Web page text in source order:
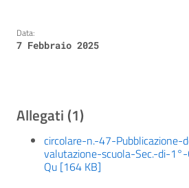
Data:
7 Febbraio 2025
Allegati (1)
circolare-n.-47-Pubblicazione-
valutazione-scuola-Sec.-di-
Qu [164 KB]